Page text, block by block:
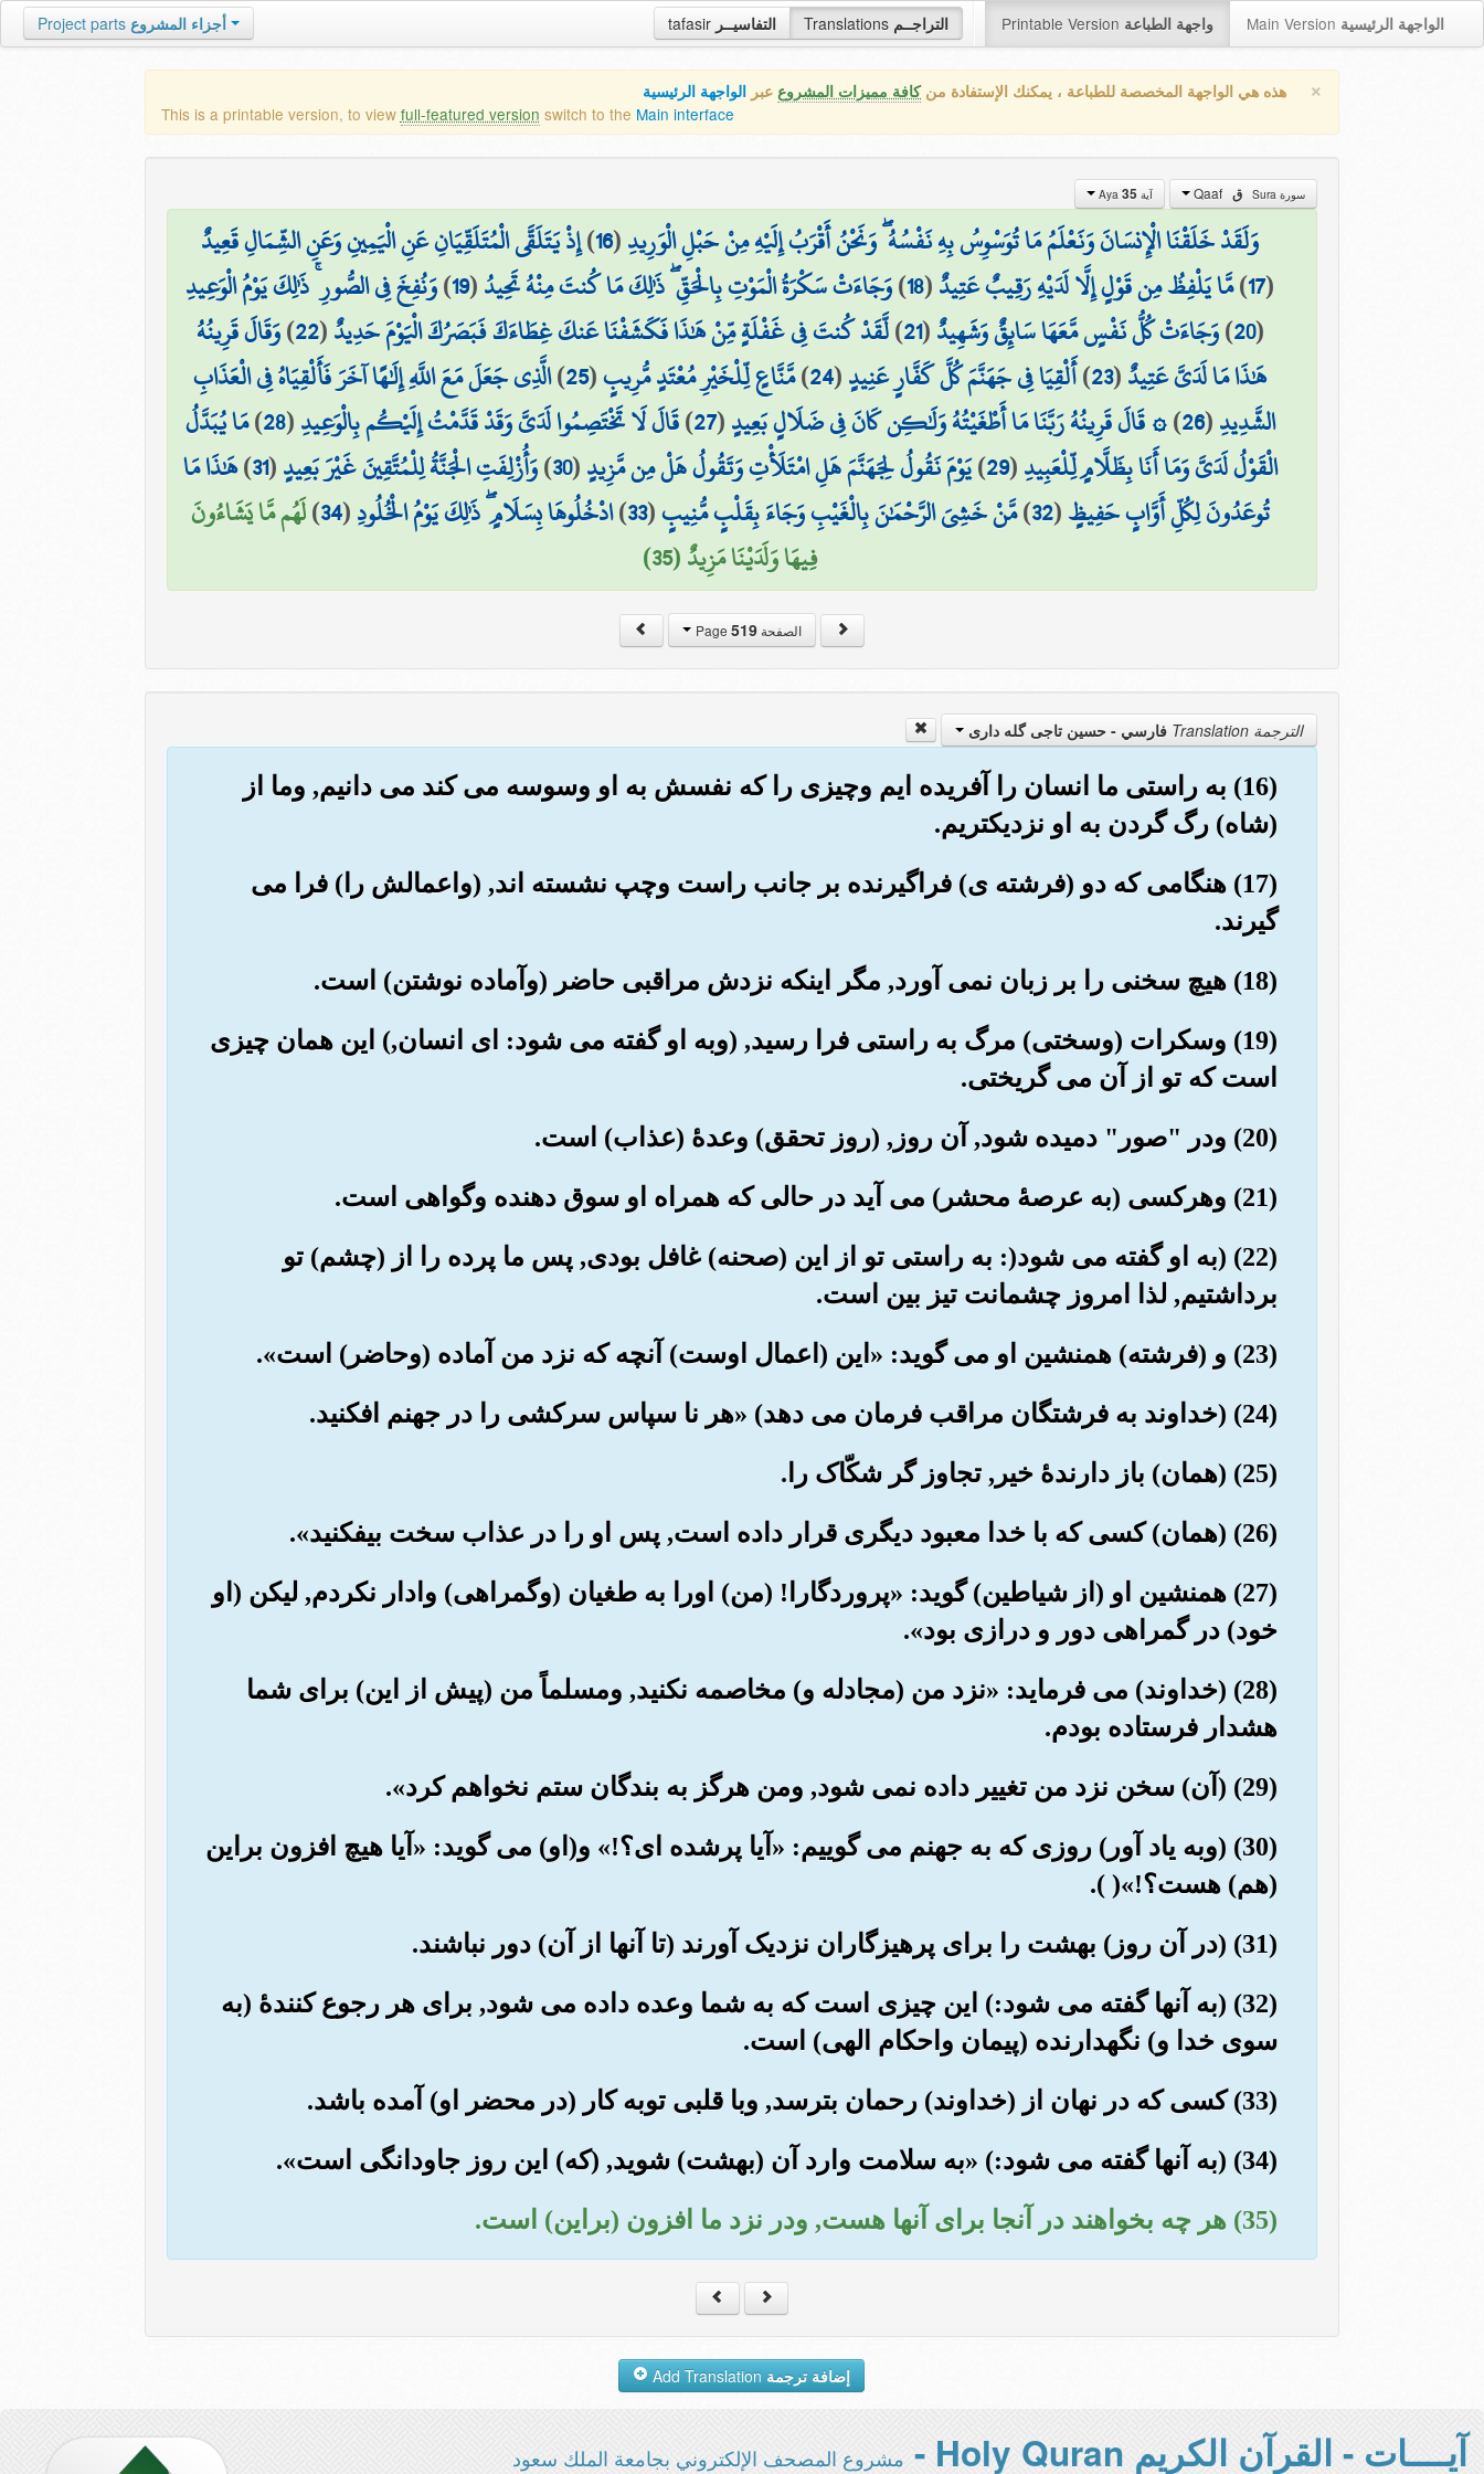
tafasir التفاسيــر Translations التراجــم Printable Version واجهة الطباعة Main Version الواجهة الرئيسية Project parts أجزاء المشروع
× هذه هي الواجهة المخصصة للطباعة ، يمكنك الإستفادة منكافة مميزات المشروع عبر الواجهة الرئيسية
This is a printable version, to view full-featured version switch to the Main interface
سورة Sura ق آية Aya 35
وَلَقَدْ خَلَقْنَا الْإِنسَانَ وَنَعْلَمُ مَا تُوَسْوِسُ بِهِ نَفْسُهُ ۖ وَنَحْنُ أَقْرَبُ إِلَيْهِ مِنْ حَبْلِ الْوَرِيدِ(
16
)إِذْ يَتَلَقَّى الْمُتَلَقِّيَانِ عَنِ الْيَمِينِ وَعَنِ الشِّمَالِ قَعِيدٌ
(
17
)مَّا يَلْفِظُ مِن قَوْلٍ إِلَّا لَدَيْهِ رَقِيبٌ عَتِيدٌ(
18
)وَجَاءَتْ سَكْرَةُ الْمَوْتِ بِالْحَقِّ ۖ ذَٰلِكَ مَا كُنتَ مِنْهُ تَحِيدُ(
19
)وَنُفِخَ فِي الصُّورِ ۚ ذَٰلِكَ يَوْمُ الْوَعِيدِ
(
20
)وَجَاءَتْ كُلُّ نَفْسٍ مَّعَهَا سَائِقٌ وَشَهِيدٌ(
21
)لَّقَدْ كُنتَ فِي غَفْلَةٍ مِّنْ هَٰذَا فَكَشَفْنَا عَنكَ غِطَاءَكَ فَبَصَرُكَ الْيَوْمَ حَدِيدٌ(
22
)وَقَالَ قَرِينُهُ
هَٰذَا مَا لَدَيَّ عَتِيدٌ(
23
)أَلْقِيَا فِي جَهَنَّمَ كُلَّ كَفَّارٍ عَنِيدٍ(
24
)مَّنَّاعٍ لِّلْخَيْرِ مُعْتَدٍ مُّرِيبٍ(
25
)الَّذِي جَعَلَ مَعَ اللَّهِ إِلَٰهًا آخَرَ فَأَلْقِيَاهُ فِي الْعَذَابِ
الشَّدِيدِ(
26
)۞ قَالَ قَرِينُهُ رَبَّنَا مَا أَطْغَيْتُهُ وَلَٰكِن كَانَ فِي ضَلَالٍ بَعِيدٍ(
27
)قَالَ لَا تَخْتَصِمُوا لَدَيَّ وَقَدْ قَدَّمْتُ إِلَيْكُم بِالْوَعِيدِ(
28
)مَا يُبَدَّلُ
الْقَوْلُ لَدَيَّ وَمَا أَنَا بِظَلَّامٍ لِّلْعَبِيدِ(
29
)يَوْمَ نَقُولُ لِجَهَنَّمَ هَلِ امْتَلَأْتِ وَتَقُولُ هَلْ مِن مَّزِيدٍ(
30
)وَأُزْلِفَتِ الْجَنَّةُ لِلْمُتَّقِينَ غَيْرَ بَعِيدٍ(
31
)هَٰذَا مَا
تُوعَدُونَ لِكُلِّ أَوَّابٍ حَفِيظٍ(
32
)مَّنْ خَشِيَ الرَّحْمَٰنَ بِالْغَيْبِ وَجَاءَ بِقَلْبٍ مُّنِيبٍ(
33
)ادْخُلُوهَا بِسَلَامٍ ۖ ذَٰلِكَ يَوْمُ الْخُلُودِ(
34
)لَهُم مَّا يَشَاءُونَ
فِيهَا وَلَدَيْنَا مَزِيدٌ (35)
الصفحة Page519
الترجمة Translation فارسي - حسین تاجی گله داری
(16) به راستی ما انسان را آفریده ایم وچیزی را که نفسش به او وسوسه می کند می دانیم, وما از
(شاه) رگ گردن به او نزدیکتریم.
(17) هنگامی که دو (فرشته ی) فراگیرنده بر جانب راست وچپ نشسته اند, (واعمالش را) فرا می
گیرند.
(18) هیچ سخنی را بر زبان نمی آورد, مگر اینکه نزدش مراقبی حاضر (وآماده نوشتن) است.
(19) وسکرات (وسختی) مرگ به راستی فرا رسید, (وبه او گفته می شود: ای انسان,) این همان چیزی
است که تو از آن می گریختی.
(20) ودر "صور" دمیده شود, آن روز, (روز تحقق) وعدۀ (عذاب) است.
(21) وهرکسی (به عرصۀ محشر) می آید در حالی که همراه او سوق دهنده وگواهی است.
(22) (به او گفته می شود(: به راستی تو از این (صحنه) غافل بودی, پس ما پرده را از (چشم) تو
برداشتیم, لذا امروز چشمانت تیز بین است.
(23) و (فرشته) همنشین او می گوید: «این (اعمال اوست) آنچه که نزد من آماده (وحاضر) است».
(24) (خداوند به فرشتگان مراقب فرمان می دهد) «هر نا سپاس سرکشی را در جهنم افکنید.
(25) (همان) باز دارندۀ خیر, تجاوز گر شکّاک را.
(26) (همان) کسی که با خدا معبود دیگری قرار داده است, پس او را در عذاب سخت بیفکنید».
(27) همنشین او (از شیاطین) گوید: «پروردگارا! (من) اورا به طغیان (وگمراهی) وادار نکردم, لیکن (او
خود) در گمراهی دور و درازی بود».
(28) (خداوند) می فرماید: «نزد من (مجادله و) مخاصمه نکنید, ومسلماً من (پیش از این) برای شما
هشدار فرستاده بودم.
(29) (آن) سخن نزد من تغییر داده نمى شود, ومن هرگز به بندگان ستم نخواهم کرد».
(30) (وبه یاد آور) روزی که به جهنم می گوییم: «آیا پرشده ای؟!» و(او) می گوید: «آیا هیچ افزون براین
(هم) هست؟!»( ).
(31) (در آن روز) بهشت را برای پرهیزگاران نزدیک آورند (تا آنها از آن) دور نباشند.
(32) (به آنها گفته می شود:) این چیزی است که به شما وعده داده می شود, برای هر رجوع کنندۀ (به
سوی خدا و) نگهدارنده (پیمان واحکام الهی) است.
(33) کسی که در نهان از (خداوند) رحمان بترسد, وبا قلبی توبه کار (در محضر او) آمده باشد.
(34) (به آنها گفته می شود:) «به سلامت وارد آن (بهشت) شوید, (که) این روز جاودانگی است».
(35) هر چه بخواهند در آنجا برای آنها هست, ودر نزد ما افزون (براین) است.
إضافة ترجمة
آيــــات - القرآن الكريم Holy Quran - مشروع المصحف الإلكتروني بجامعة الملك سعود